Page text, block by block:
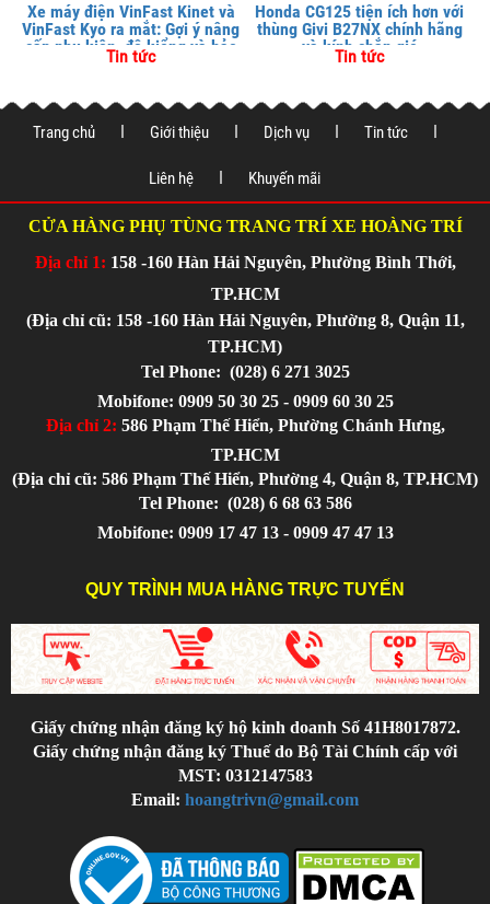
Xe máy điện VinFast Kinet và
VinFast Kyo ra mắt: Gợi ý nâng
cấp phụ kiện, độ kiểng và bảo
vệ xe tại
Tin tức
Honda CG125 tiện ích hơn với
thùng Givi B27NX chính hãng
và kính chắn gió
Tin tức
Trang chủ Giới thiệu Dịch vụ Tin tức
Liên hệ Khuyến mãi
CỬA HÀNG PHỤ TÙNG TRANG TRÍ XE HOÀNG TRÍ
Địa chỉ 1: 158 -160 Hàn Hải Nguyên, Phường Bình Thới,
TP.HCM
(Địa chỉ cũ: 158 -160 Hàn Hải Nguyên, Phường 8, Quận 11,
TP.HCM)
Tel Phone: (028) 6 271 3025
Mobifone: 0909 50 30 25 - 0909 60 30 25
Địa chỉ 2: 586 Phạm Thế Hiển, Phường Chánh Hưng,
TP.HCM
(Địa chỉ cũ: 586 Phạm Thế Hiển, Phường 4, Quận 8, TP.HCM)
Tel Phone: (028) 6 68 63 586
Mobifone: 0909 17 47 13 - 0909 47 47 13
QUY TRÌNH MUA HÀNG TRỰC TUYẾN
Giấy chứng nhận đăng ký hộ kinh doanh Số 41H8017872.
Giấy chứng nhận đăng ký Thuế do Bộ Tài Chính cấp với
MST: 0312147583
Email: hoangtrivn@gmail.com